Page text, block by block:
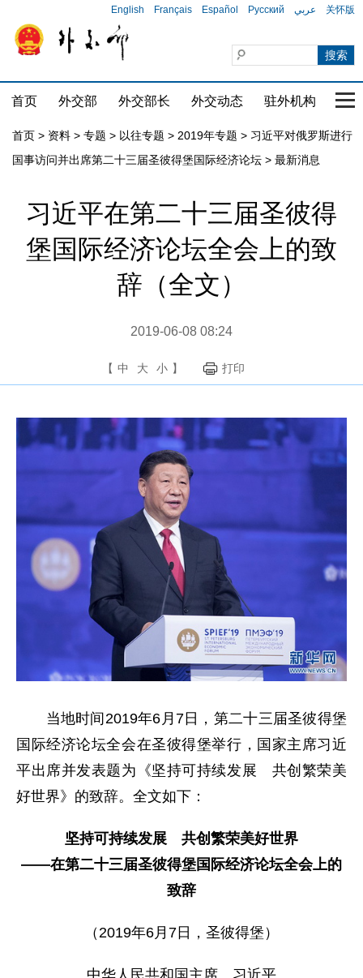
English Français Español Русский عربي 关怀版
首页 外交部 外交部长 外交动态 驻外机构 国
首页 > 资料 > 专题 > 以往专题 > 2019年专题 > 习近平对俄罗斯进行
国事访问并出席第二十三届圣彼得堡国际经济论坛 > 最新消息
习近平在第二十三届圣彼得
堡国际经济论坛全会上的致
辞（全文）
2019-06-08 08:24
【 中 大 小 】 打印
当地时间2019年6月7日，第二十三届圣彼得堡
国际经济论坛全会在圣彼得堡举行，国家主席习近
平出席并发表题为《坚持可持续发展 共创繁荣美
好世界》的致辞。全文如下：
坚持可持续发展 共创繁荣美好世界
——在第二十三届圣彼得堡国际经济论坛全会上的
致辞
（2019年6月7日，圣彼得堡）
中华人民共和国主席 习近平